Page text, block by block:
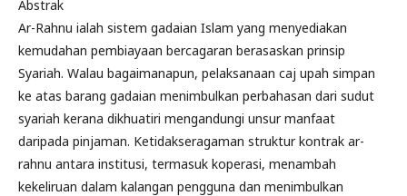
Abstrak
Ar-Rahnu ialah sistem gadaian Islam yang menyediakan
kemudahan pembiayaan bercagaran berasaskan prinsip
Syariah. Walau bagaimanapun, pelaksanaan caj upah simpan
ke atas barang gadaian menimbulkan perbahasan dari sudut
syariah kerana dikhuatiri mengandungi unsur manfaat
daripada pinjaman. Ketidakseragaman struktur kontrak ar-
rahnu antara institusi, termasuk koperasi, menambah
kekeliruan dalam kalangan pengguna dan menimbulkan